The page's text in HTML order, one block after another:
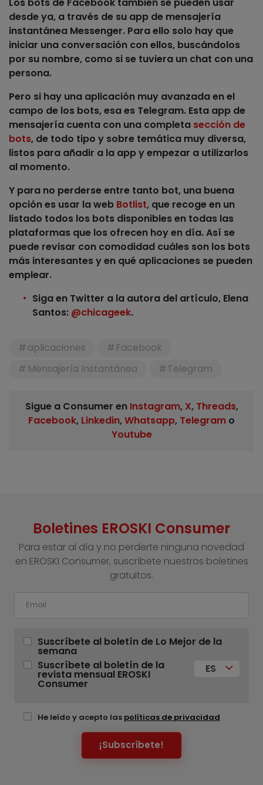
desde ya, a través de su app de mensajería
instantánea Messenger. Para ello solo hay que
iniciar una conversación con ellos, buscándolos
por su nombre, como si se tuviera un chat con una
persona.
Pero si hay una aplicación muy avanzada en el
campo de los bots, esa es Telegram. Esta app de
mensajería cuenta con una completa sección de
bots, de todo tipo y sobre temática muy diversa,
listos para añadir a la app y empezar a utilizarlos
al momento.
Y para no perderse entre tanto bot, una buena
opción es usar la web Botlist, que recoge en un
listado todos los bots disponibles en todas las
plataformas que los ofrecen hoy en día. Así se
puede revisar con comodidad cuáles son los bots
más interesantes y en qué aplicaciones se pueden
emplear.
Siga en Twitter a la autora del artículo, Elena
Santos: @chicageek.
aplicaciones
Facebook
Mensajería Instantánea
Telegram
Sigue a Consumer en Instagram, X, Threads,
Facebook, Linkedin,Whatsapp, Telegram o
Youtube
Boletines EROSKI Consumer
Para estar al día y no perderte ninguna novedad
en EROSKI Consumer, suscríbete nuestros boletines
gratuitos.
Suscríbete al boletín de Lo Mejor de la
semana
Suscríbete al boletín de la
revista mensual EROSKI
Consumer
ES
He leído y acepto las políticas de privacidad
¡Subscríbete!